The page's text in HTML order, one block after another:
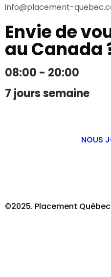
info@placement-
Envie de
au Canada
08:00 - 20:00
7 jours semaine
NOUS
©2025. Placement